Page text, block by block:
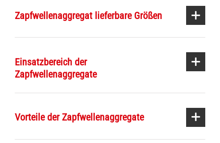
Zapfwellenaggregat lieferbare Größen
Einsatzbereich der
Zapfwellenaggregate
Vorteile der Zapfwellenaggregate